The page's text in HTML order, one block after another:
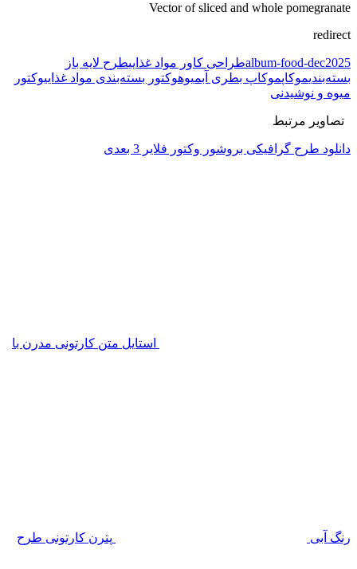
Vector of sliced ​​and whole pomegranate
redirect
album-food-dec2025طراحی کاور مواد غذاییطرح لایه باز
بسته‌بندیموکاپموکاپ بطری آبمیوهوکتور بسته‌بندی مواد غذاییوکتور
میوه و نوشیدنی
تصاویر مرتبط
دانلود طرح گرافیکی بروشور وکتور فلایر 3 بعدی
استایل متن کارتونی مدرن با
رنگ آبی پترن کارتونی طرح